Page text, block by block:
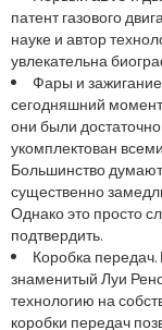
патент газового
науке и автор
увлекательна
Фары и
сегодняшний
они были
укомплектован
Большинство
существенно
Однако это просто
подтвердить.
Коробка
знаменитый Луи
технологию на
коробки передач